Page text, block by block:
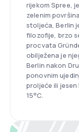
rijekom Spree,
zelenim
stoljeća, Berlin
filozofije, brzo
procvata
obilježena je
Berlin nakon
ponovnim
proljeće ili
15°C.